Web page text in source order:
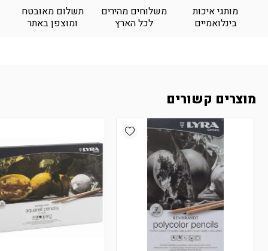
מותגי איכות
בינלואמיים
משלוחים מהירים
לכל הארץ
תשלום מאובטח
ומוצפן באתר
מוצרים קשורים
Add wishlist